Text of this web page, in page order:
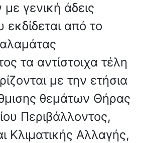
γενική άδεις
εκδίδεται από το
τα αντίστοιχα τέλη
με την ετήσια
θεμάτων Θήρας
Περιβάλλοντος,
Κλιματικής Αλλαγής,